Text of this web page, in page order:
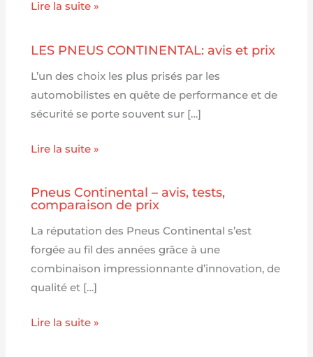
Lire la suite »
LES PNEUS CONTINENTAL: avis et prix
L’un des choix les plus prisés par les
automobilistes en quête de performance et de
sécurité se porte souvent sur […]
Lire la suite »
Pneus Continental – avis, tests,
comparaison de prix
La réputation des Pneus Continental s’est
forgée au fil des années grâce à une
combinaison impressionnante d’innovation, de
qualité et […]
Lire la suite »